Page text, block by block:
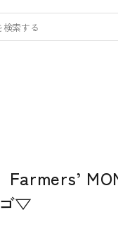
工 MITTAN
▽